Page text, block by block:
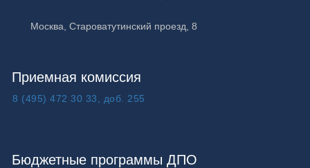
Москва Староватутинский проезд, 8
Приемная комиссия
8 (495) 472 30 33, доб. 255
Бюджетные программы ДПО